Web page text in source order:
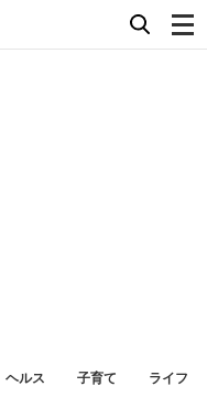
ヘルス 子育て ライフ